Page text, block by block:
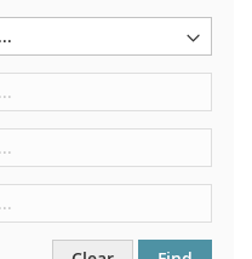
delantero derecho
del capó.
derecha